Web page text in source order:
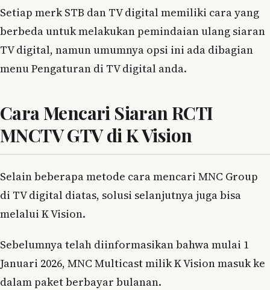
Setiap merk STB dan TV digital memiliki cara yang
berbeda untuk melakukan pemindaian ulang siaran
TV digital, namun umumnya opsi ini ada dibagian
menu Pengaturan di TV digital anda.
Cara Mencari Siaran RCTI
MNCTV GTV di K Vision
Selain beberapa metode cara mencari MNC Group
di TV digital diatas, solusi selanjutnya juga bisa
melalui K Vision.
Sebelumnya telah diinformasikan bahwa mulai 1
Januari 2026, MNC Multicast milik K Vision masuk ke
dalam paket berbayar bulanan.